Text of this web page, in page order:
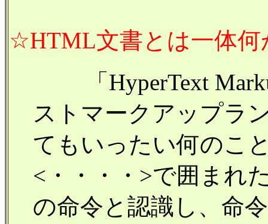
☆HTML文書とは一体何
「HyperText
ストマークアップラ
てもいったい何のこ
<・・・・>で囲まれ
の命令と認識し、命